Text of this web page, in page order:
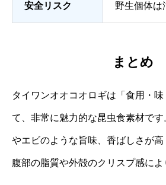
安全リスク 野生個体は
まとめ
タイワンオオコオロギは「食用・
て、非常に魅力的な昆虫食素材で
やエビのような旨味、香ばしさが
腹部の脂質や外殻のクリスプ感によ